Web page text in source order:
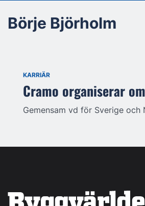
Börje Björholm
KARRIÄR
Cramo organiserar om
Gemensam vd för Sverige och